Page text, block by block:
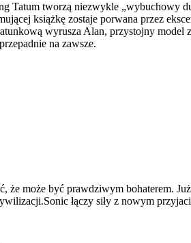
Tatum tworzą niezwykle „wybuchowy
książkę zostaje porwana przez
wyrusza Alan, przystojny
na zawsze.
że może być prawdziwym bohaterem.
łączy siły z nowym